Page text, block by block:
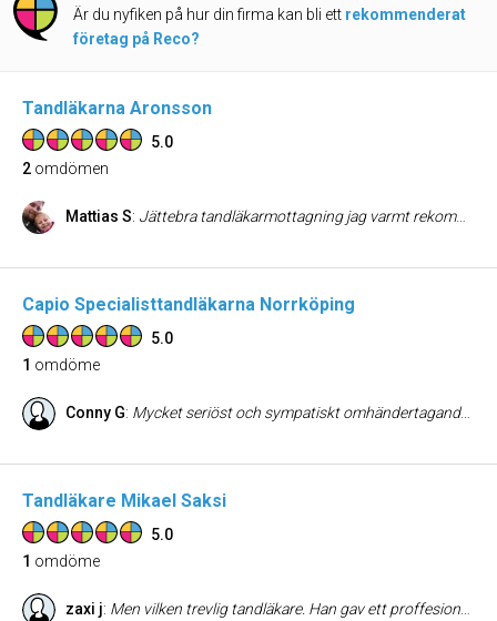
Är du nyfiken på hur din firma kan bli ett rekommenderat
företag på Reco?
Tandläkarna Aronsson
5.0
2 omdömen
Mattias S: Jättebra tandläkarmottagning jag varmt rekommenderar. Alltid jättetrevlig personal som tar sig tid och lyssna, och även svara på ev. frågor man kan om en behandling. Lugn och skön miljö, känns extremt avslappnat varje gång. Rekommenderas varmt.
Capio Specialisttandläkarna Norrköping
5.0
1 omdöme
Conny G: Mycket seriöst och sympatiskt omhändertagande av mina stora problem med tänderna. Fantastiska tandläkare och övrig personal visar empati och förklarar klart och tydligt hur dom tänkt sig behandlingen, klart och tydligt i samråd med mig som patient! Capiokliniken rekommenderar jag för alla med dålig tandhälsa.
Tandläkare Mikael Saksi
5.0
1 omdöme
zaxi j: Men vilken trevlig tandläkare. Han gav ett proffesionellt och vänligt intryck och tog verkligen hand om mig vid mitt besök. Jag kan verkligen rekommendera ett besök hos honom.